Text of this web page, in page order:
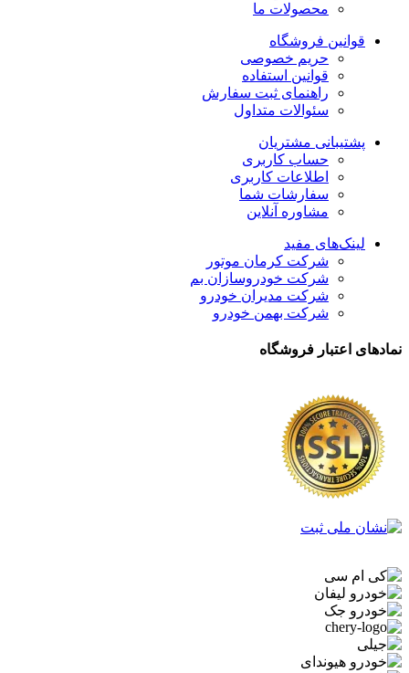
محصولات ما
قوانین فروشگاه
حریم خصوصی
قوانین استفاده
راهنمای ثبت سفارش
سئوالات متداول
پشتیبانی مشتریان
حساب کاربری
اطلاعات کاربری
سفارشات شما
مشاوره آنلاین
لینک‌های مفید
شرکت کرمان موتور
شرکت خودروسازان بم
شرکت مدیران خودرو
شرکت بهمن خودرو
نمادهای اعتبار فروشگاه